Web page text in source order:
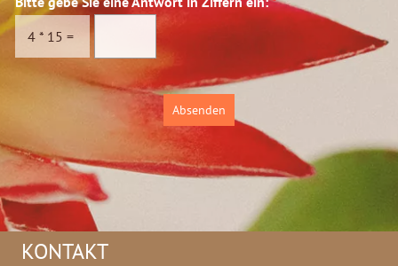
c
s
c
u
4 * 15 =
Absenden
KONTAKT